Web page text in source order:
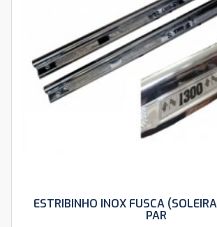
ESTRIBINHO INOX FUSCA
PAR